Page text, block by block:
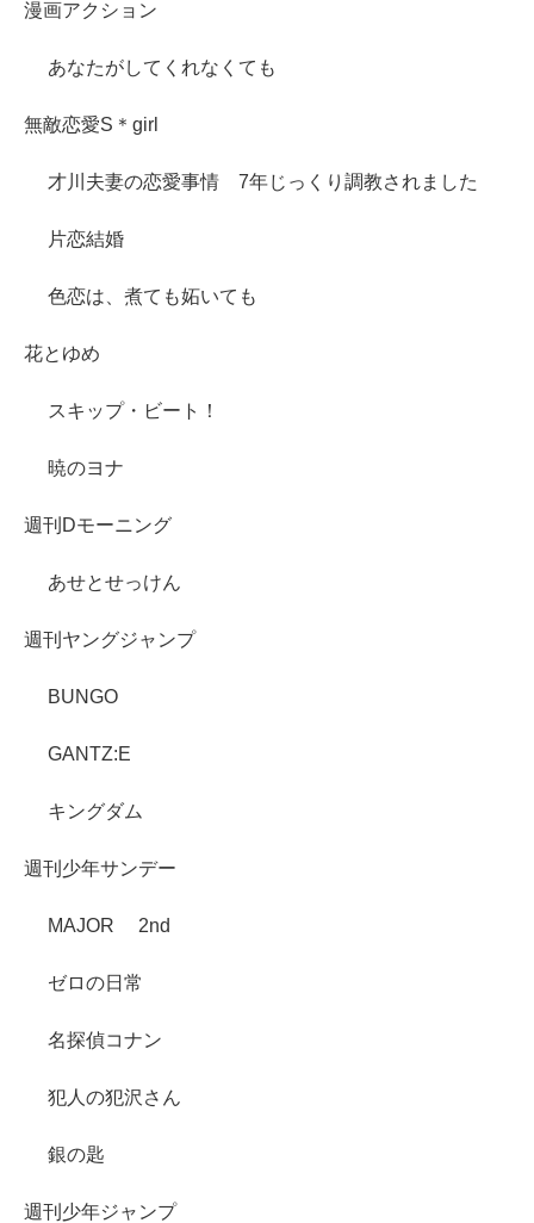
漫画アクション
あなたがしてくれなくても
無敵恋愛S＊girl
才川夫妻の恋愛事情 7年じっくり調教されました
片恋結婚
色恋は、煮ても妬いても
花とゆめ
スキップ・ビート！
暁のヨナ
週刊Dモーニング
あせとせっけん
週刊ヤングジャンプ
BUNGO
GANTZ:E
キングダム
週刊少年サンデー
MAJOR 2nd
ゼロの日常
名探偵コナン
犯人の犯沢さん
銀の匙
週刊少年ジャンプ